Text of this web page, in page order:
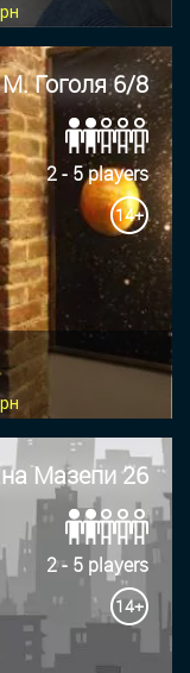
Гоголя 6/8
2 - 5 players
14+
Мазепи 26
2 - 5 players
14+